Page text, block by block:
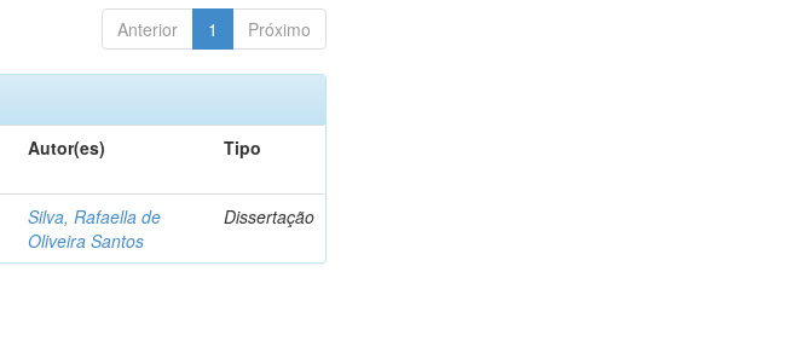
Anterior 1 Próximo
Autor(es) Tipo
Silva, Rafaella de
Oliveira Santos
Dissertação